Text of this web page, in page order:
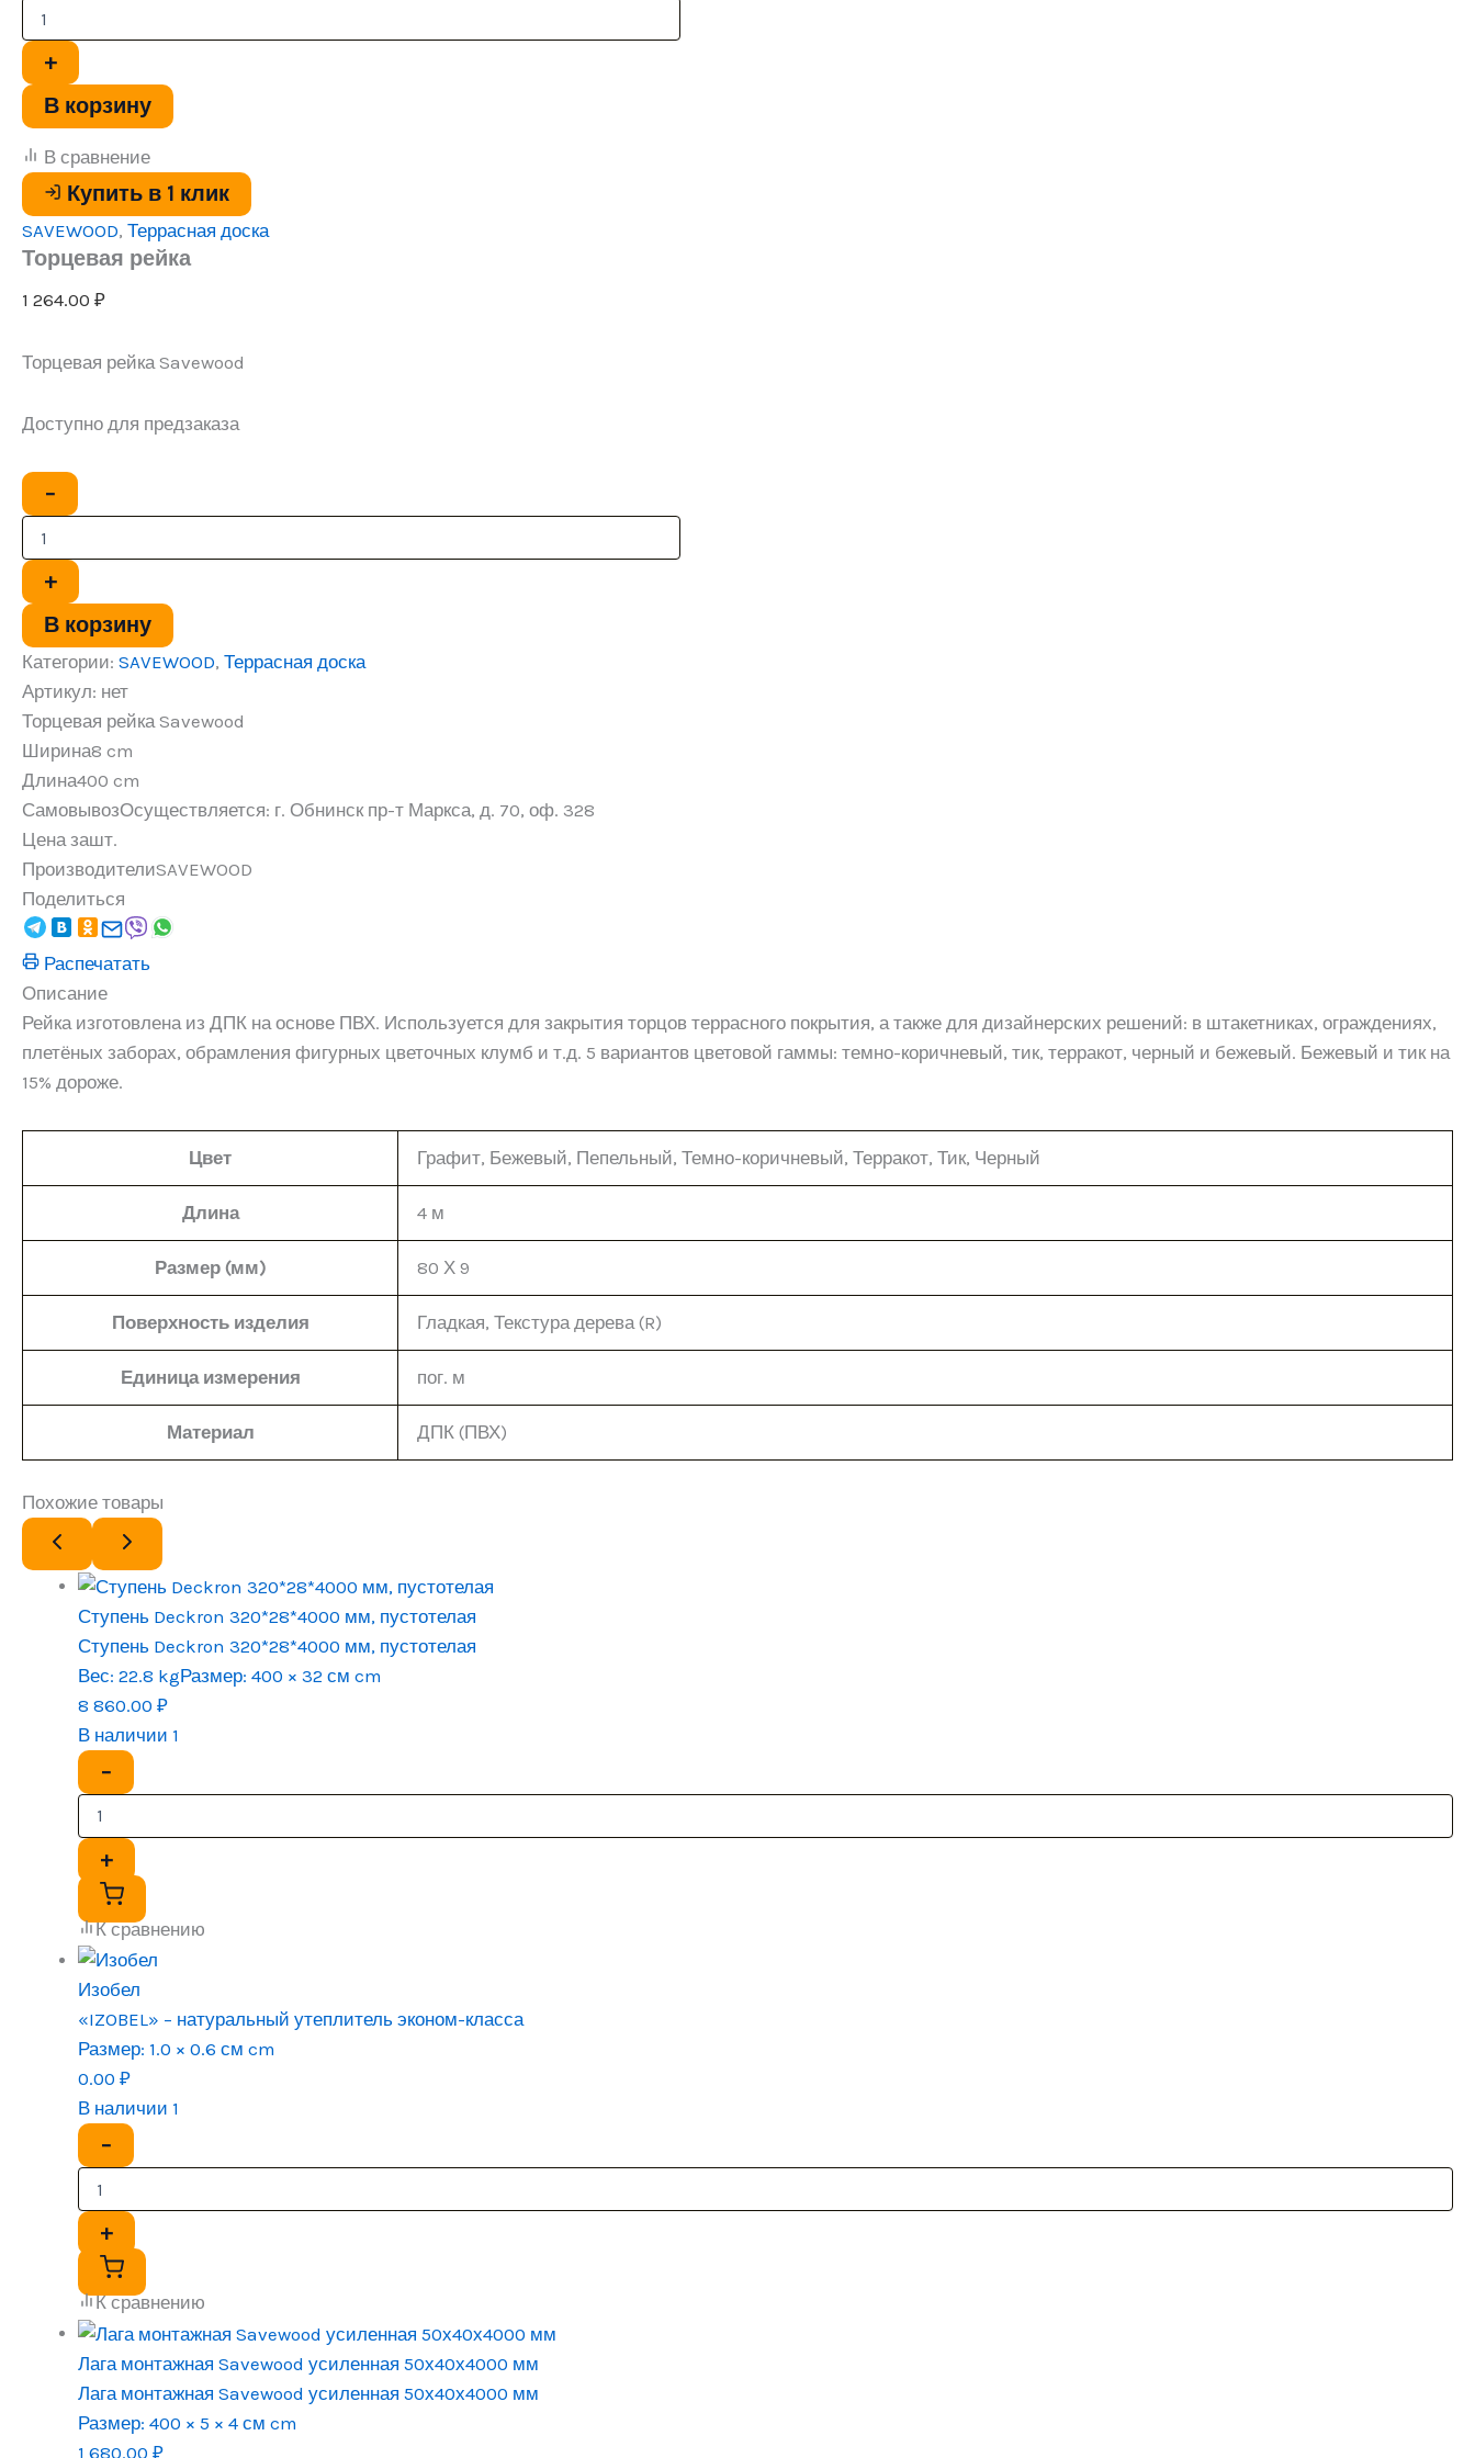
+
В корзину
В сравнение
Купить в 1 клик
SAVEWOOD, Террасная доска
Торцевая рейка
1 264.00 ₽
Торцевая рейка Savewood
Доступно для предзаказа
−
Количество
товара
+
В корзину
Категории: SAVEWOOD, Террасная доска
Артикул: нет
Торцевая рейка Savewood
Ширина8 cm
Длина400 cm
СамовывозОсуществляется: г. Обнинск пр-т Маркса, д. 70, оф. 328
Цена зашт.
ПроизводителиSAVEWOOD
Поделиться
Распечатать
Описание
Рейка изготовлена из ДПК на основе ПВХ. Используется для закрытия торцов террасного покрытия, а также для дизайнерских решений: в штакетниках, ограждениях,
плетёных заборах, обрамления фигурных цветочных клумб и т.д. 5 вариантов цветовой гаммы: темно-коричневый, тик, терракот, черный и бежевый. Бежевый и тик на
15% дороже.
Цвет Графит, Бежевый, Пепельный, Темно-коричневый, Терракот, Тик, Черный
Длина 4 м
Размер (мм) 80 Х 9
Поверхность изделия Гладкая, Текстура дерева (R)
Единица измерения пог. м
Материал ДПК (ПВХ)
Похожие товары
Ступень Deckron 320*28*4000 мм, пустотелая
Ступень Deckron 320*28*4000 мм, пустотелая
Вес: 22.8 kgРазмер: 400 × 32 см cm
8 860.00 ₽
В наличии 1
−
+
К сравнению
Изобел
«IZOBEL» – натуральный утеплитель эконом-класса
Размер: 1.0 × 0.6 см cm
0.00 ₽
В наличии 1
−
+
К сравнению
Лага монтажная Savewood усиленная 50х40х4000 мм
Лага монтажная Savewood усиленная 50х40х4000 мм
Размер: 400 × 5 × 4 см cm
1 680.00 ₽